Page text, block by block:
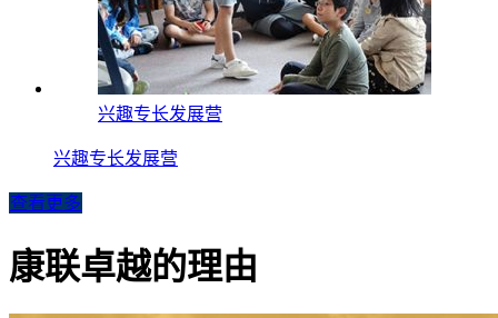
兴趣专长发展营
兴趣专长发展营
查看更多
康联卓越的理由